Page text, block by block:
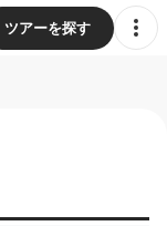
ツアーを探す